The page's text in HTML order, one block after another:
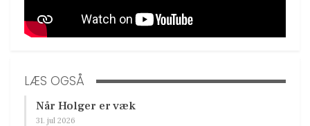
LÆS OGSÅ
Når Holger er væk
31. jul 2026